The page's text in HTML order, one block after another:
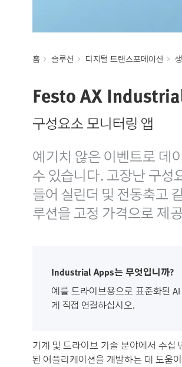
홈 솔루션 디지털 트랜스포메이션
Festo AX
구성요소 모니터링 앱
예기치 않은 이벤트로 데
수 있습니다. 고장난 구
들어 실린더 및 전동축고
루션을 고정 가격으로 제
Industrial Apps는 무엇입니까?
예를 드라이브용으로 표준화된
게 직접 연결하십시오.
기계 및 드라이브 기술 분야에서 수십
된 어플리케이션을 개발하는 데 도움